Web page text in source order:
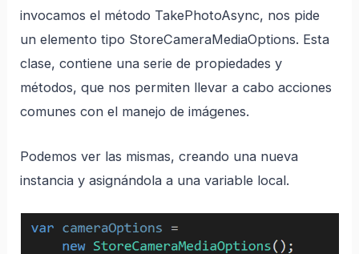
invocamos el método TakePhotoAsync, nos pide
un elemento tipo StoreCameraMediaOptions. Esta
clase, contiene una serie de propiedades y
métodos, que nos permiten llevar a cabo acciones
comunes con el manejo de imágenes.
Podemos ver las mismas, creando una nueva
instancia y asignándola a una variable local.